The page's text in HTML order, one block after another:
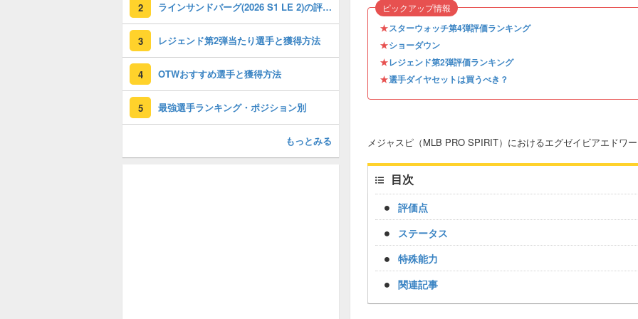
★スターウォッチ第4弾評価ランキング
★ショーダウン
★レジェンド第2弾評価ランキング
★選手ダイヤセットは買うべき？
ピックアップ情報
メジャスピ（MLB PRO SPIRIT）におけるエグゼイビアエドワ
目次
評価点
ステータス
特殊能力
関連記事
2 ラインサンドバーグ(2026 S1 LE 2)の評価とステータス
3 レジェンド第2弾当たり選手と獲得方法
4 OTWおすすめ選手と獲得方法
5 最強選手ランキング・ポジション別
もっとみる